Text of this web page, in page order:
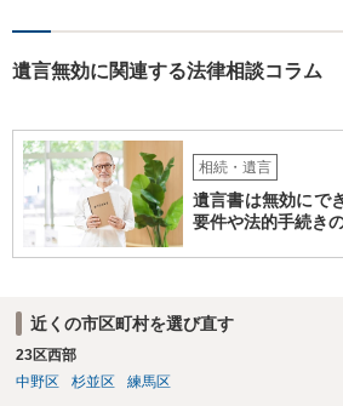
遺言無効に関連する法律相談コラム
相続・遺言
遺言書は無効にで
要件や法的手続き
近くの市区町村を選び直す
23区西部
中野区
杉並区 練馬区